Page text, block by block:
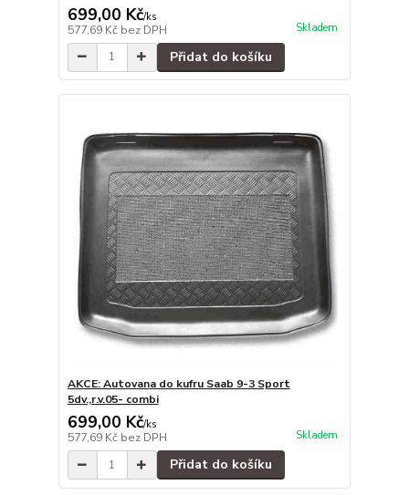
699,00 Kč/ks
577,69 Kč bez DPH Skladem
Přidat do košíku
AKCE: Autovana do kufru Saab 9-3 Sport
5dv.,r.v.05- combi
699,00 Kč/ks
577,69 Kč bez DPH Skladem
Přidat do košíku